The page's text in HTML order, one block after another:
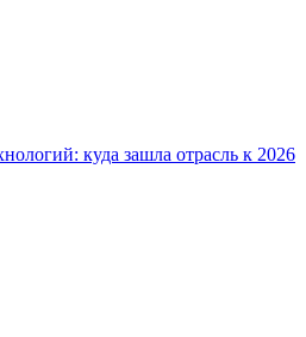
куда зашла отрасль к 2026